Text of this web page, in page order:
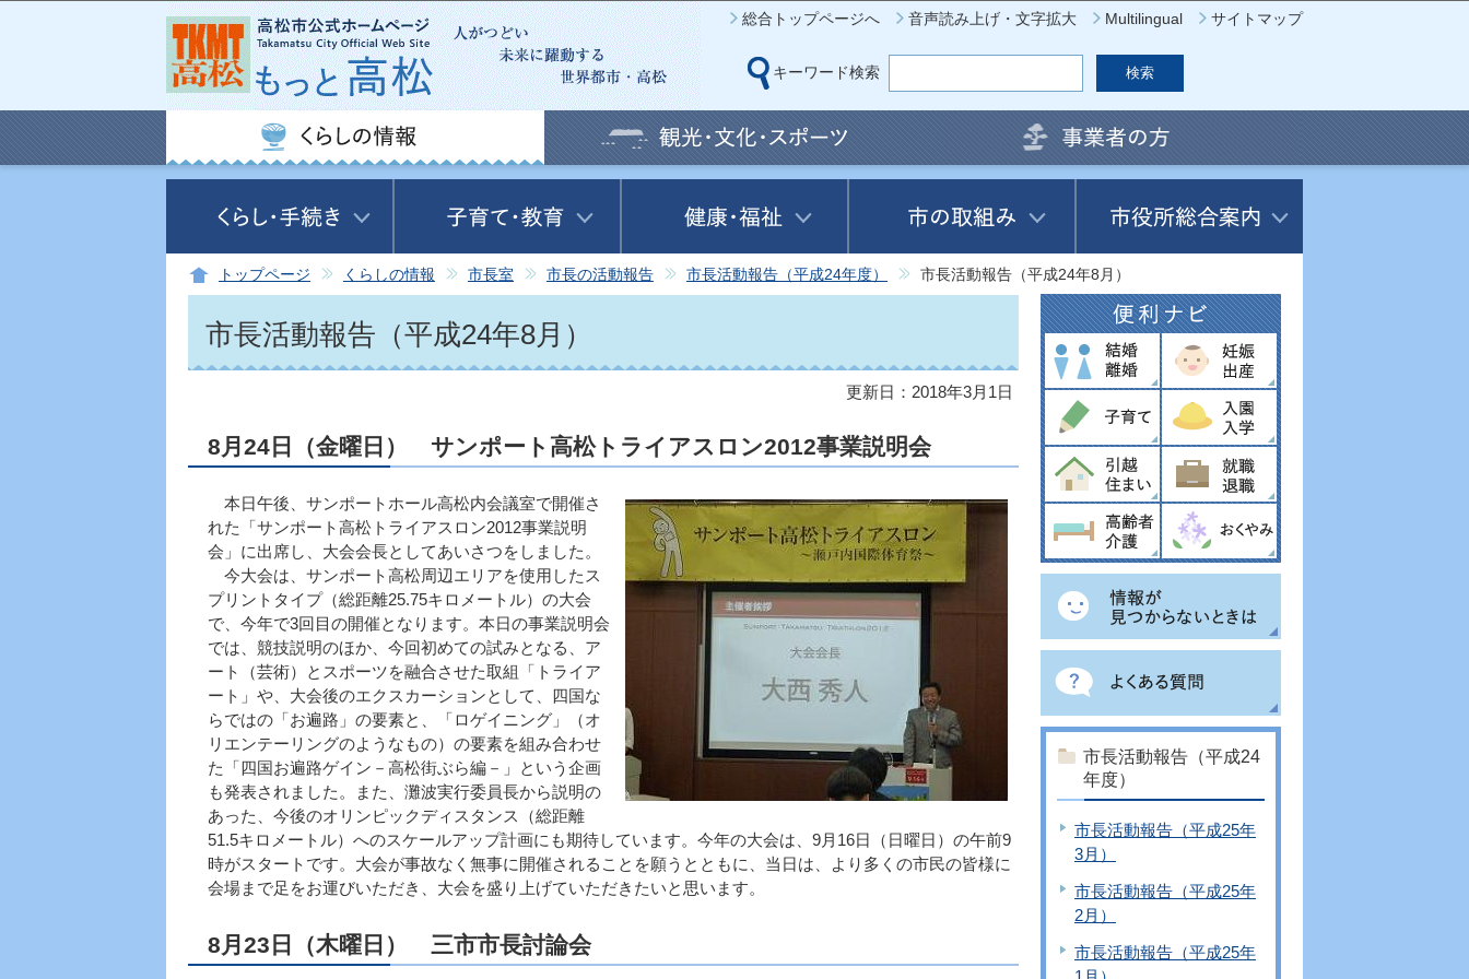
このページの本文へ移動
総合トップページへ 音声読み上げ・文字拡大 Multilingual サイトマップ
キーワード検索
トップページ くらしの情報 市長室 市長の活動報告 市長活動報告（平成24年度） 市長活動報告（平成24年8月）
市長活動報告（平成24年8月）
更新日：2018年3月1日
8月24日（金曜日） サンポート高松トライアスロン2012事業説明会
本日午後、サンポートホール高松内会議室で開催さ
れた「サンポート高松トライアスロン2012事業説明
会」に出席し、大会会長としてあいさつをしました。
今大会は、サンポート高松周辺エリアを使用したス
プリントタイプ（総距離25.75キロメートル）の大会
で、今年で3回目の開催となります。本日の事業説明会
では、競技説明のほか、今回初めての試みとなる、ア
ート（芸術）とスポーツを融合させた取組「トライア
ート」や、大会後のエクスカーションとして、四国な
らではの「お遍路」の要素と、「ロゲイニング」（オ
リエンテーリングのようなもの）の要素を組み合わせ
た「四国お遍路ゲイン－高松街ぶら編－」という企画
も発表されました。また、灘波実行委員長から説明の
あった、今後のオリンピックディスタンス（総距離
51.5キロメートル）へのスケールアップ計画にも期待しています。今年の大会は、9月16日（日曜日）の午前9
時がスタートです。大会が事故なく無事に開催されることを願うとともに、当日は、より多くの市民の皆様に
会場まで足をお運びいただき、大会を盛り上げていただきたいと思います。
8月23日（木曜日） 三市市長討論会
市長活動報告（平成24
年度）
市長活動報告（平成25年
3月）
市長活動報告（平成25年
2月）
市長活動報告（平成25年